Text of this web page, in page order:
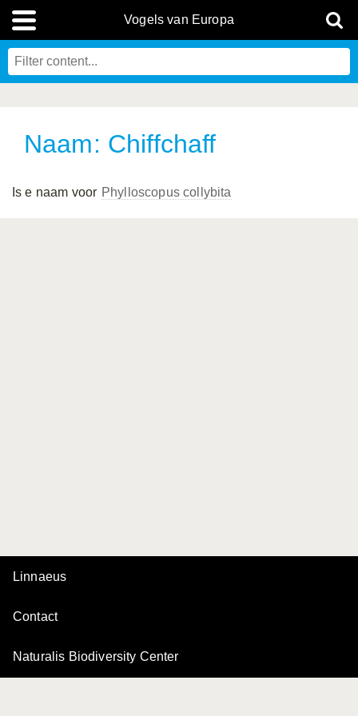
Vogels van Europa
Naam: Chiffchaff
Is e naam voor Phylloscopus collybita
Linnaeus
Contact
Naturalis Biodiversity Center